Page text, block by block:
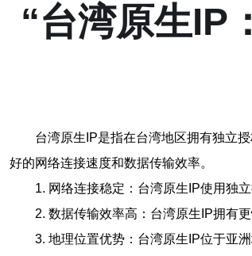
“台湾原生IP
台湾原生IP是指在台湾地区拥有独立
好的网络连接速度和数据传输效率。
1. 网络连接稳定：台湾原生IP使用独
2. 数据传输效率高：台湾原生IP拥有
3. 地理位置优势：台湾原生IP位于亚